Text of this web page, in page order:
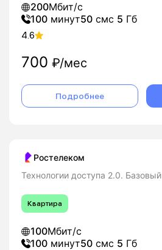
200Мбит/с
100 минут50 смс 5 Гб
4.6
700 ₽/мес
Подробнее
Ростелеком
Технологии доступа 2.0. Базовый
Квартира
100Мбит/с
100 минут50 смс 5 Гб